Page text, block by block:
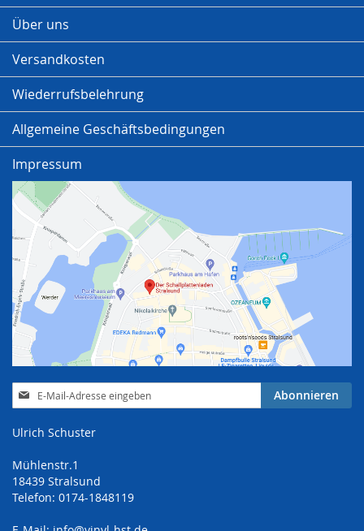
Über uns
Versandkosten
Wiederrufsbelehrung
Allgemeine Geschäftsbedingungen
Impressum
Anmeldung
zum
Abonnieren
Ulrich Schuster
Mühlenstr.1
18439 Stralsund
Telefon: 0174-1848119